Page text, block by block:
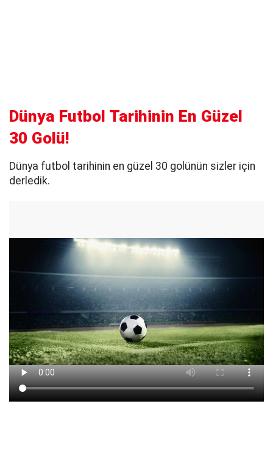
Dünya Futbol Tarihinin En Güzel
30 Golü!
Dünya futbol tarihinin en güzel 30 golünün sizler için
derledik.